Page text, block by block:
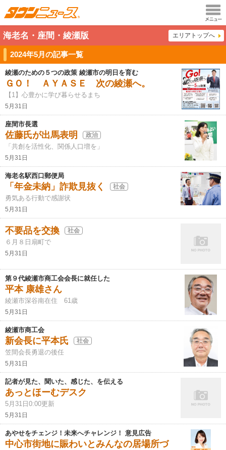
メニュ
ー
海老名・座間・綾瀬版 エリアトップへ
2024年5月の記事一覧
綾瀬のための５つの政策 綾瀬市の明日を育む
ＧＯ！ ＡＹＡＳＥ 次の綾瀬へ。
【1】心豊かに学び暮らせるまち
5月31日
座間市長選
佐藤氏が出馬表明 政治
「共創を活性化、関係人口増を」
5月31日
海老名駅西口郵便局
「年金未納」詐欺見抜く 社会
勇気ある行動で感謝状
5月31日
不要品を交換 社会
６月８日扇町で
5月31日
第９代綾瀬市商工会会長に就任した
平本 康雄さん
綾瀬市深谷南在住 61歳
5月31日
綾瀬市商工会
新会長に平本氏 社会
笠間会長勇退の後任
5月31日
記者が見た、聞いた、感じた、を伝える
あっとほーむデスク
5月31日0:00更新
5月31日
あやせをチェンジ！未来へチャレンジ！ 意見広告
中心市街地に賑わいとみんなの居場所づ